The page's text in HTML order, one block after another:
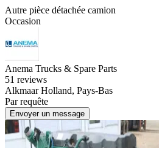
Autre pièce détachée camion
Occasion
Anema Trucks & Spare Parts
51 reviews
Alkmaar Holland, Pays-Bas
Par requête
Envoyer un message